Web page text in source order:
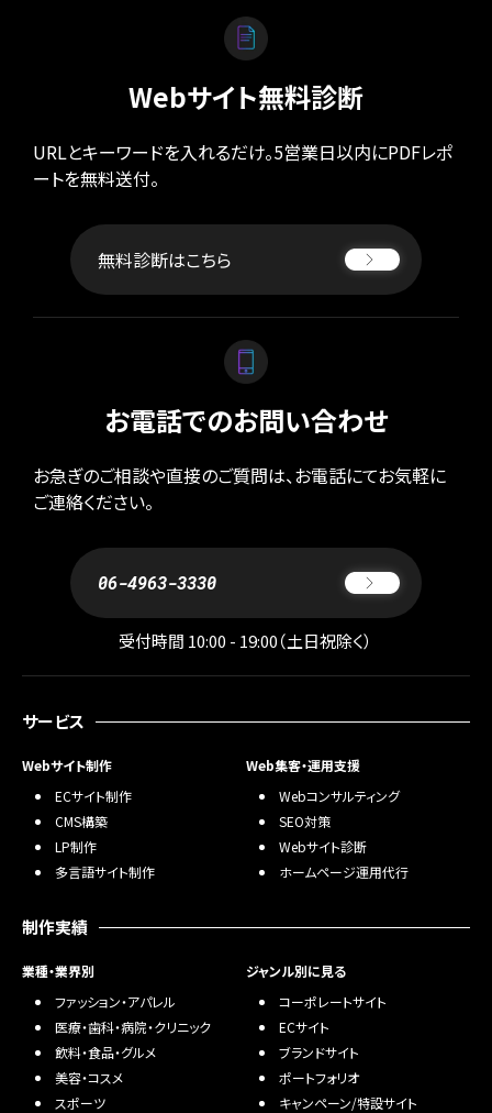
Webサイト無料診断
URLとキーワードを入れるだけ。5営業日以内にPDFレポ
ートを無料送付。
無料診断はこちら
お電話でのお問い合わせ
お急ぎのご相談や直接のご質問は、お電話にてお気軽に
ご連絡ください。
06-4963-3330
受付時間 10:00 - 19:00（土日祝除く）
サービス
Webサイト制作
ECサイト制作
CMS構築
LP制作
多言語サイト制作
Web集客・運用支援
Webコンサルティング
SEO対策
Webサイト診断
ホームページ運用代行
制作実績
業種・業界別
ファッション・アパレル
医療・歯科・病院・クリニック
飲料・食品・グルメ
美容・コスメ
スポーツ
ジャンル別に見る
コーポレートサイト
ECサイト
ブランドサイト
ポートフォリオ
キャンペーン/特設サイト